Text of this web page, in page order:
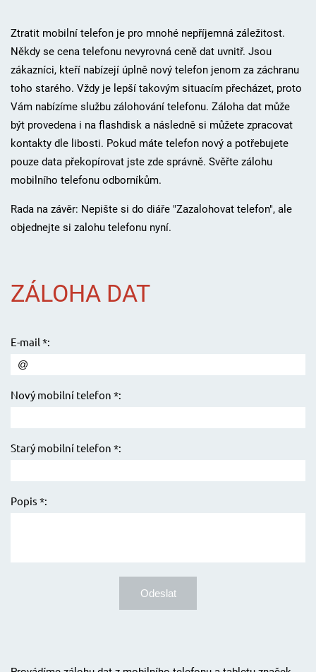
Ztratit mobilní telefon je pro mnohé nepříjemná záležitost.
Někdy se cena telefonu nevyrovná ceně dat uvnitř. Jsou
zákazníci, kteří nabízejí úplně nový telefon jenom za záchranu
toho starého. Vždy je lepší takovým situacím přecházet, proto
Vám nabízíme službu zálohování telefonu. Záloha dat může
být provedena i na flashdisk a následně si můžete zpracovat
kontakty dle libosti. Pokud máte telefon nový a potřebujete
pouze data překopírovat jste zde správně. Svěřte zálohu
mobilního telefonu odborníkům.
Rada na závěr: Nepište si do diáře "Zazalohovat telefon", ale
objednejte si zalohu telefonu nyní.
ZÁLOHA DAT
E-mail *:
Nový mobilní telefon *:
Starý mobilní telefon *:
Popis *: